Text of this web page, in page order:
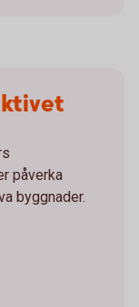
påverka
byggnader.